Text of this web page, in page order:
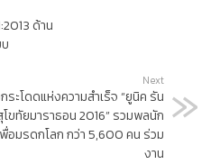
ด้าน
Next
ระโดดแห่งความสำเร็จ “ยูนิค รัน
ขทัยมาราธอน 2016” รวมพลนัก
อมรดกโลก กว่า 5,600 คน ร่วม
งาน